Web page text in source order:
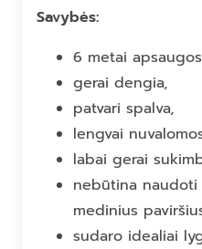
Savybės:
6 metai
gerai dengia,
patvari spalva,
lengvai
labai gerai
nebūtina
medinius
sudaro idealiai